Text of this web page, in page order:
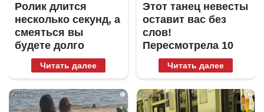
Ролик длится
несколько секунд, а
смеяться вы
будете долго
Читать далее
Этот танец невесты
оставит вас без
слов!
Пересмотрела 10
раз
Читать далее
i i